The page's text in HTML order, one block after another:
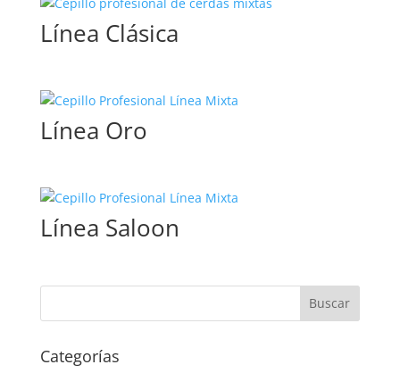
Línea Clásica
Línea Oro
Línea Saloon
Categorías